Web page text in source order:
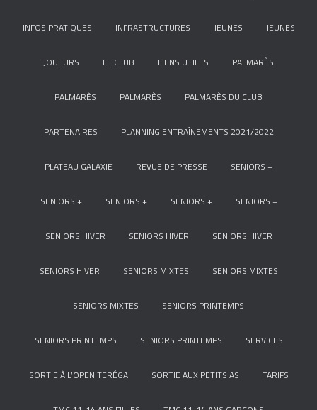
INFOS PRATIQUES INFRASTRUCTURES JEUNES JEUNES
JOUEURS LE CLUB LIENS UTILES PALMARÈS
PALMARÈS PALMARÈS PALMARÈS DU CLUB
PARTENAIRES PLANNING ENTRAÎNEMENTS 2021/2022
PLATEAU GALAXIE REVUE DE PRESSE SENIORS +
SENIORS + SENIORS + SENIORS + SENIORS +
SENIORS HIVER SENIORS HIVER SENIORS HIVER
SENIORS HIVER SENIORS MIXTES SENIORS MIXTES
SENIORS MIXTES SENIORS PRINTEMPS
SENIORS PRINTEMPS SENIORS PRINTEMPS SERVICES
SORTIE À L’OPEN TERÉGA SORTIE AUX PETITS AS TARIFS